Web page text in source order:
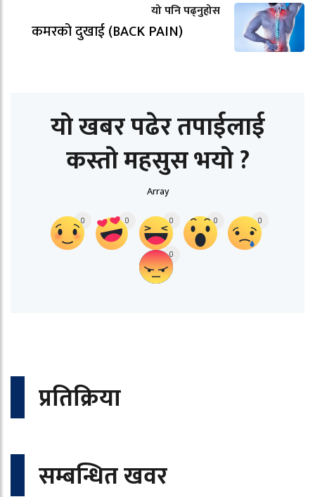
यो पनि पढ्नुहोस
कमरको दुखाई (BACK PAIN)
यो खबर पढेर तपाईलाई
कस्तो महसुस भयो ?
Array
0 0 0 0 0
0
प्रतिक्रिया
सम्बन्धित खवर